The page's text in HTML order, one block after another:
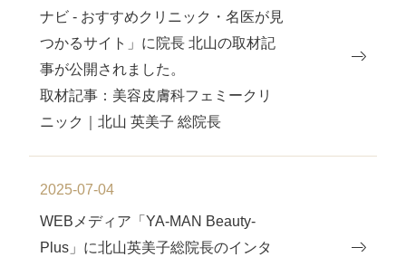
ナビ - おすすめクリニック・名医が見
つかるサイト」に院長 北山の取材記
事が公開されました。
取材記事：美容皮膚科フェミークリ
ニック｜北山 英美子 総院長
2025-07-04
WEBメディア「YA-MAN Beauty-
Plus」に北山英美子総院⻑のインタ